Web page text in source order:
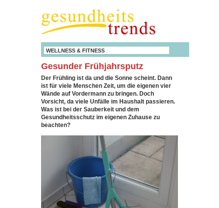
WELLNESS & FITNESS
Gesunder Frühjahrsputz
Der Frühling ist da und die Sonne scheint. Dann
ist für viele Menschen Zeit, um die eigenen vier
Wände auf Vordermann zu bringen. Doch
Vorsicht, da viele Unfälle im Haushalt passieren.
Was ist bei der Sauberkeit und dem
Gesundheitsschutz im eigenen Zuhause zu
beachten?